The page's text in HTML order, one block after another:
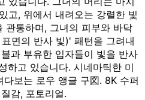
고, 위에서 내려오는 강렬한 빛
관통하며, 그녀의 피부와 바닥
면의 반사 빛)' 패턴을 그려내
과 부유한 입자들이 빛을 반사
하고 있습니다. 시네마틱한 미
보는 로우 앵글 구図. 8K 수퍼
감, 포토리얼.